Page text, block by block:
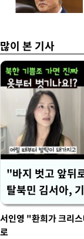
많이 본 기사
"바지 벗고 앞뒤
탈북민 김서아,
회상
서인영 "환희가 크리
로